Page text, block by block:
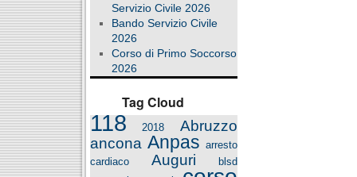
Servizio Civile 2026
Bando Servizio Civile
2026
Corso di Primo Soccorso
2026
Tag Cloud
118 2018
Abruzzo
ancona Anpas arresto
cardiaco
Auguri
blsd